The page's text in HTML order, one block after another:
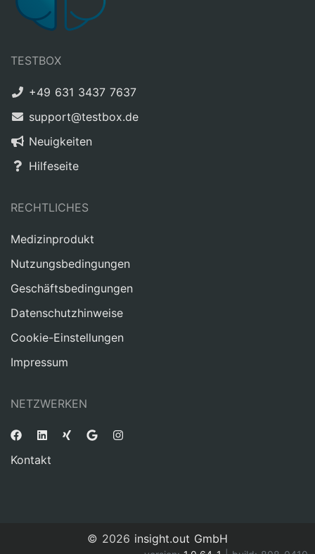
TESTBOX
+49 631 3437 7637
support@testbox.de
Neuigkeiten
Hilfeseite
RECHTLICHES
Medizinprodukt
Nutzungsbedingungen
Geschäftsbedingungen
Datenschutzhinweise
Cookie-Einstellungen
Impressum
NETZWERKEN
Kontakt
© 2026 insight.out GmbH